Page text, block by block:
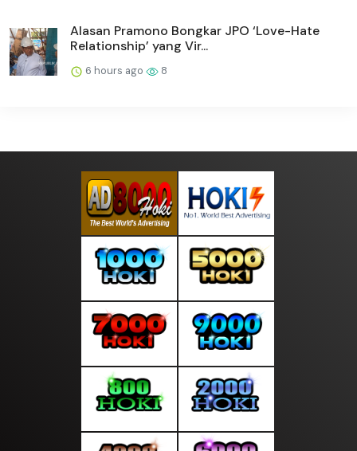
Alasan Pramono Bongkar JPO ‘Love-Hate
Relationship’ yang Vir...
6 hours ago 8